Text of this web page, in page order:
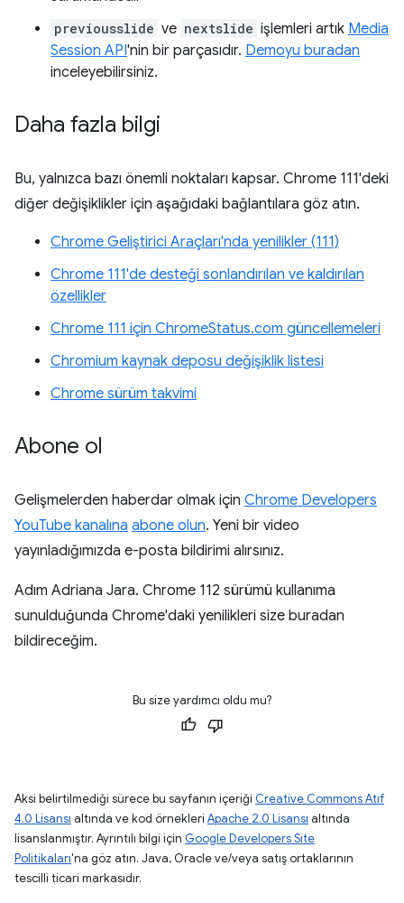
previousslide ve nextslide işlemleri artık Media
Session API'nin bir parçasıdır. Demoyu buradan
inceleyebilirsiniz.
Daha fazla bilgi
Bu, yalnızca bazı önemli noktaları kapsar. Chrome 111'deki
diğer değişiklikler için aşağıdaki bağlantılara göz atın.
Chrome Geliştirici Araçları'nda yenilikler (111)
Chrome 111'de desteği sonlandırılan ve kaldırılan
özellikler
Chrome 111 için ChromeStatus.com güncellemeleri
Chromium kaynak deposu değişiklik listesi
Chrome sürüm takvimi
Abone ol
Gelişmelerden haberdar olmak için Chrome Developers
YouTube kanalına abone olun. Yeni bir video
yayınladığımızda e-posta bildirimi alırsınız.
Adım Adriana Jara. Chrome 112 sürümü kullanıma
sunulduğunda Chrome'daki yenilikleri size buradan
bildireceğim.
Bu size yardımcı oldu mu?
Aksi belirtilmediği sürece bu sayfanın içeriği Creative Commons Atıf
4.0 Lisansı altında ve kod örnekleri Apache 2.0 Lisansı altında
lisanslanmıştır. Ayrıntılı bilgi için Google Developers Site
Politikaları'na göz atın. Java, Oracle ve/veya satış ortaklarının
tescilli ticari markasıdır.